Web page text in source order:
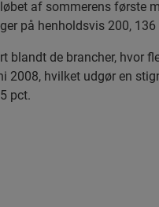
af sommerens
på henholdsvis 200,
de brancher, hvor
hvilket udgør en
pct.